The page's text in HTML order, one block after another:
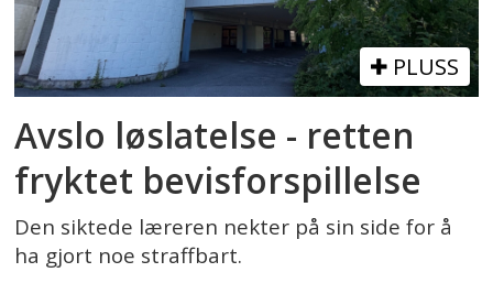
PLUSS
Avslo løslatelse - retten
fryktet bevisforspillelse
Den siktede læreren nekter på sin side for å
ha gjort noe straffbart.